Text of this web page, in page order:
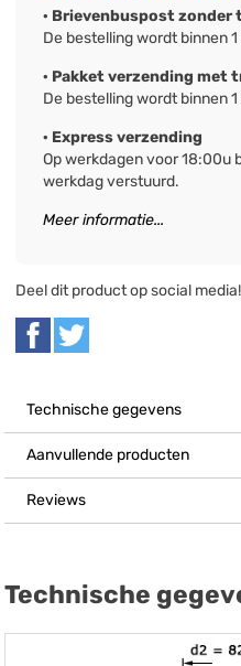
· Brievenbuspost zonder
De bestelling wordt binnen
· Pakket verzending met
De bestelling wordt binnen
· Express verzending
Op werkdagen voor 18:00u
werkdag verstuurd.
Meer informatie...
Deel dit product op social media!
Technische gegevens
Aanvullende producten
Reviews
Technische